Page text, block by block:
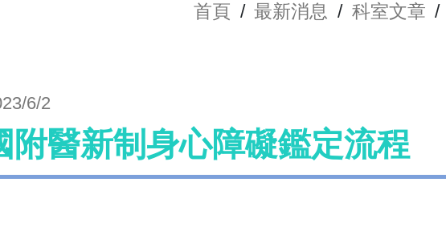
首頁 / 最新消息 / 科室文章 /
6/2
附醫新制身心障礙鑑定流程